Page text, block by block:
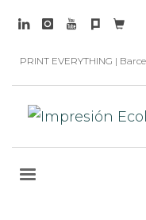
PRINT EVERYTHING |